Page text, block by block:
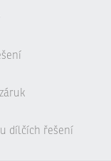
dílčích řešení